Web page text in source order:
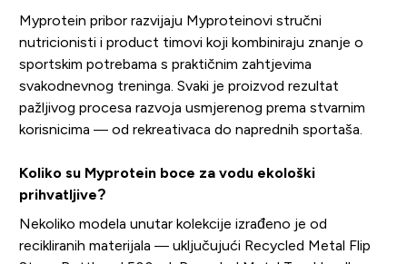
Myprotein pribor razvijaju Myproteinovi stručni
nutricionisti i product timovi koji kombiniraju znanje o
sportskim potrebama s praktičnim zahtjevima
svakodnevnog treninga. Svaki je proizvod rezultat
pažljivog procesa razvoja usmjerenog prema stvarnim
korisnicima — od rekreativaca do naprednih sportaša.
Koliko su Myprotein boce za vodu ekološki
prihvatljive?
Nekoliko modela unutar kolekcije izrađeno je od
recikliranih materijala — uključujući Recycled Metal Flip